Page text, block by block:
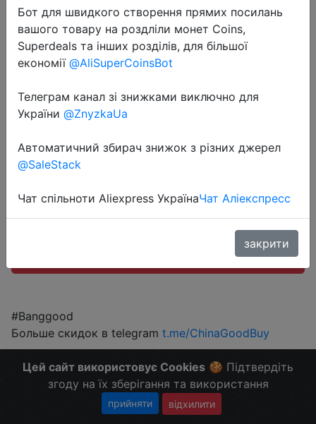
6.67 inch 90Hz 64MP Rear Cameras
12GB 256GB 65W Fast Charge
4720mAh Snapdragon 865 5G
#Banggood
Больше скидок в telegram t.me/ChinaGoodBuy
Цей сайт використовує Cookies 🍪 Підтвердіть
згоду на їх зберігання та використання
прийняти відхилити
Бот для швидкого створення прямих посилань
вашого товару на роздліли монет Coins,
Superdeals та інших розділів, для більшої
економії @AliSuperCoinsBot
Телеграм канал зі знижками виключно для
України @ZnyzkaUa
Автоматичний збирач знижок з різних джерел
@SaleStack
Чат спільноти Aliexpress УкраїнаЧат Аліекспресс
закрити